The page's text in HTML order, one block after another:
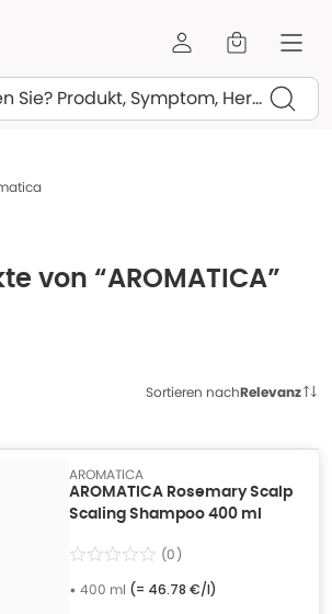
von “AROMATICA”
Sortieren nachRelevanz
AROMATICA
AROMATICA Rosemary Scalp
Scaling Shampoo 400 ml
(0)
• 400 ml (= 46.78 €/l)